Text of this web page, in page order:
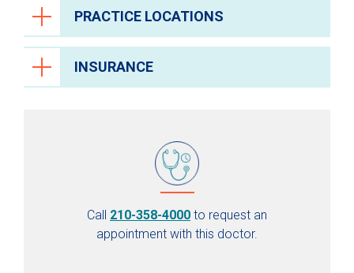
PRACTICE LOCATIONS
INSURANCE
Call 210-358-4000 to request an
appointment with this doctor.